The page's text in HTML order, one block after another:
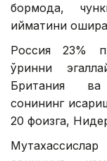
бормоқда,
қийматини
Россия 23%
ўринни
Британия ва
сонининг
20 фоизга,